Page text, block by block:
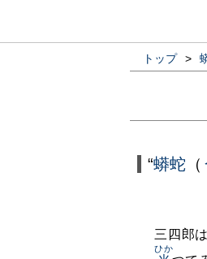
トップ >
“蟒蛇 （
三四郎
ひか